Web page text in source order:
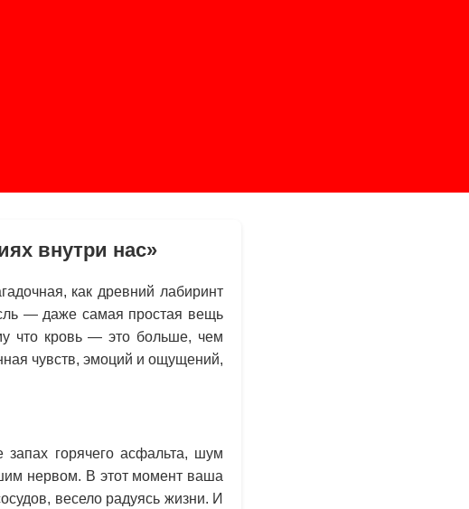
внутри нас»
как древний лабиринт
— даже самая простая вещь
что кровь — это больше, чем
чувств, эмоций и ощущений,
горячего асфальта, шум
нервом. В этот момент ваша
весело радуясь жизни. И